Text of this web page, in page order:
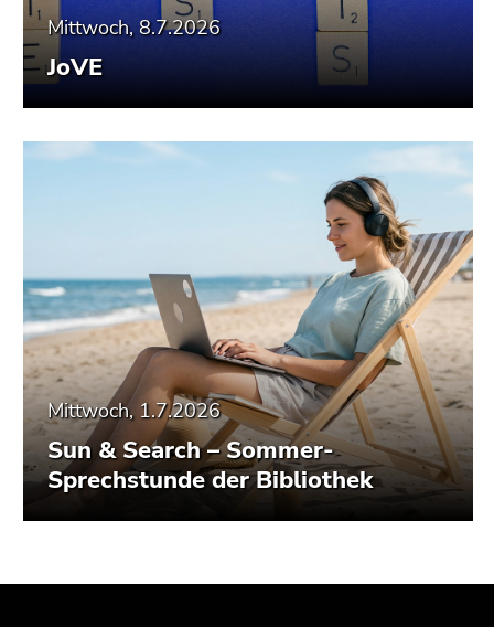
Mittwoch, 8.7.2026
JoVE
Mittwoch, 1.7.2026
Sun & Search – Sommer-
Sprechstunde der Bibliothek
Beginn
Ende
Ende